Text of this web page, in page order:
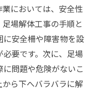
においては、安全性
場解体工事の手順と
に安全柵や障害物を設
要です。次に、足場
問題や危険がないこ
ら下へバラバラに解